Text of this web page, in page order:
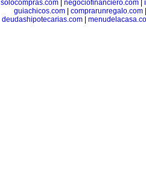
solocompras.com| negociofinanciero.com|
guiachicos.com
comprarunregalo.com
deudashipotecarias.com|